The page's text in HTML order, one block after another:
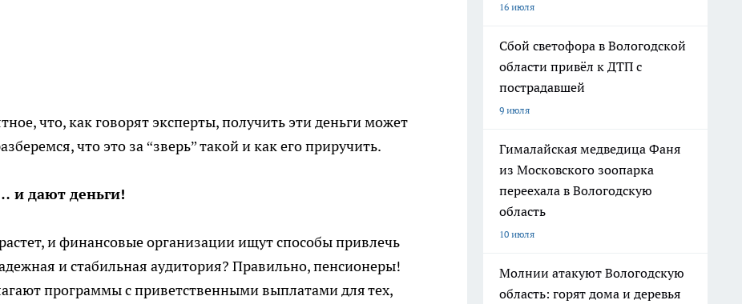
что, как говорят эксперты, получить эти деньги может
что это за “зверь” такой и как его приручить.
и дают деньги!
и финансовые организации ищут способы привлечь
и стабильная аудитория? Правильно, пенсионеры!
программы с приветственными выплатами для тех,
16 июля
Сбой светофора в Вологодской
области привёл к ДТП с
пострадавшей
9 июля
Гималайская медведица Фаня
из Московского зоопарка
переехала в Вологодскую
область
10 июля
Молнии атакуют Вологодскую
область: горят дома и деревья